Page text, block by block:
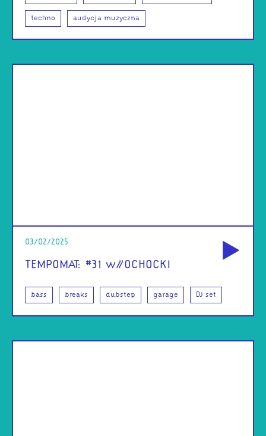
techno audycja muzyczna
03/02/2025
TEMPOMAT: #31 w//OCHOCKI
bass breaks dubstep garage DJ set